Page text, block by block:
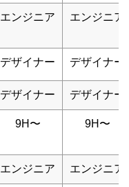
エンジニア エンジニア
デザイナー デザイナー
デザイナー デザイナー
9H〜 9H〜
エンジニア エンジニア